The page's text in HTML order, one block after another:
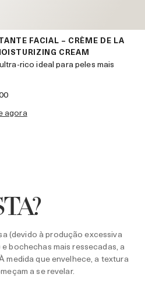
FACIAL – CRÈME DE LA
CREAM
rico ideal para peles mais
agora
(devido à produção excessiva
bochechas mais ressecadas, a
medida que envelhece, a textura
a se revelar.